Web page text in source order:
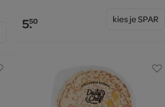
5.50 kies je SPAR